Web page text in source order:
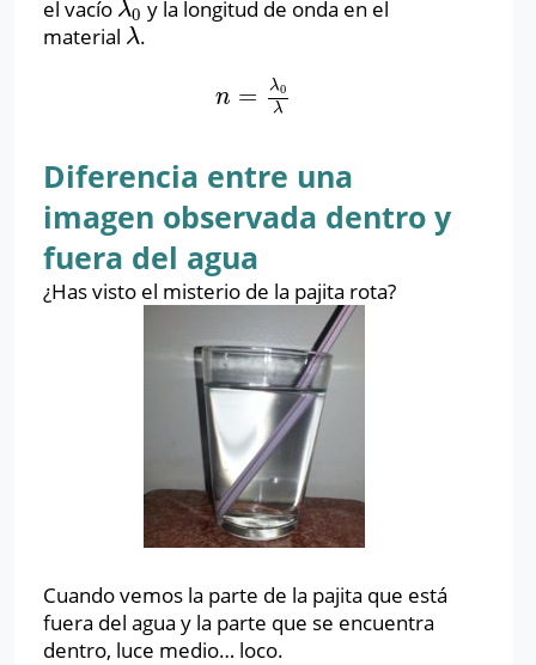
el vacío λ0
λ0 y la longitud de onda en el
material λ
λ.
n = λ0
λ
n=λ0 λ
Diferencia entre una
imagen observada dentro y
fuera del agua
¿Has visto el misterio de la pajita rota?
Cuando vemos la parte de la pajita que está
fuera del agua y la parte que se encuentra
dentro, luce medio… loco.